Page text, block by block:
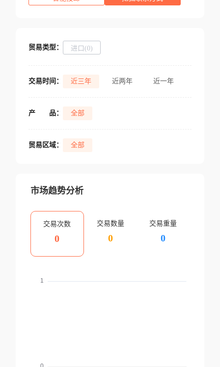
贸易类型： 进口(0)
交易时间： 近三年 近两年 近一年
产 品： 全部
贸易区域： 全部
市场趋势分析
交易次数
0
交易数量
0
交易重量
0